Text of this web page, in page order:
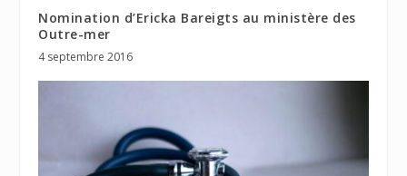
Nomination d’Ericka Bareigts au ministère des
Outre-mer
4 septembre 2016